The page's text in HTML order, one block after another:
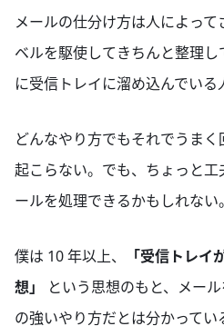
メールの仕分け方は人によっ
ベルを駆使してきちんと整理
に受信トレイに溜め込んでいる
どんなやり方でもそれでうま
起こらない。でも、ちょっと
ールを処理できるかもしれない。
僕は 10 年以上、
「受信トレイ
想」
という思想のもと、メー
の強いやり方だとは分かって